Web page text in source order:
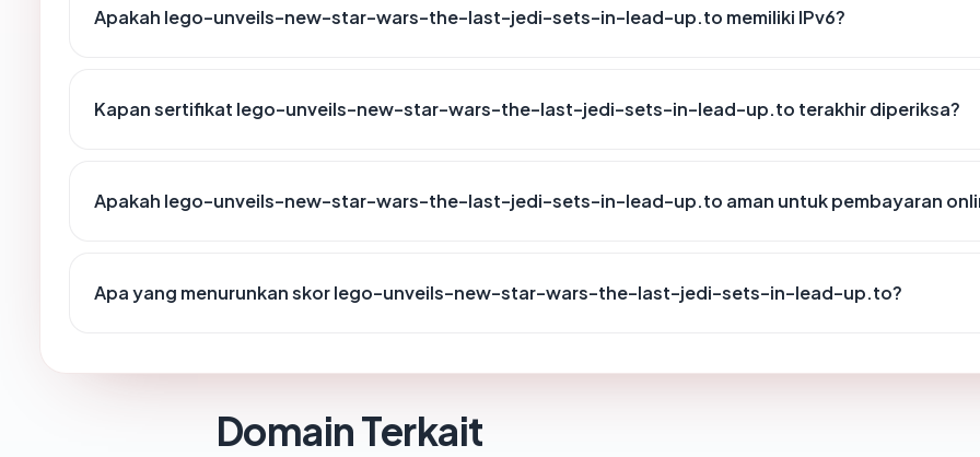
Apakah lego-unveils-new-star-wars-the-last-jedi-sets-in-lead-up.to memiliki IPv6?
Kapan sertifikat lego-unveils-new-star-wars-the-last-jedi-sets-in-lead-up.to terakhir diperiksa?
Apakah lego-unveils-new-star-wars-the-last-jedi-sets-in-lead-up.to aman untuk pembayaran
Apa yang menurunkan skor lego-unveils-new-star-wars-the-last-jedi-sets-in-lead-up.to?
Domain Terkait